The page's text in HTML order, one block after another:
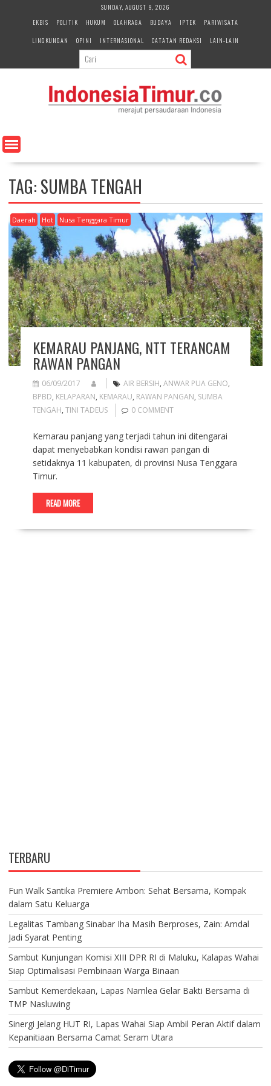
e
n
SUNDAY, AUGUST 9, 2026
EKBIS
POLITIK HUKUM OLAHRAGA BUDAYA IPTEK
PARIWISATA
LINGKUNGAN
OPINI INTERNASIONAL CATATAN REDAKSI LAIN-LAIN
TAG:SUMBA TENGAH
Daerah Hot Nusa Tenggara Timur
KEMARAU PANJANG, NTT TERANCAM
RAWAN PANGAN
06/09/2017 AIR BERSIH, ANWAR PUA GENO,
BPBD, KELAPARAN, KEMARAU, RAWAN PANGAN, SUMBA
TENGAH, TINI TADEUS 0 COMMENT
Kemarau panjang yang terjadi tahun ini ditengarai
dapat menyebabkan kondisi rawan pangan di
setidaknya 11 kabupaten, di provinsi Nusa Tenggara
Timur.
READ MORE
TERBARU
Fun Walk Santika Premiere Ambon: Sehat Bersama, Kompak
dalam Satu Keluarga
Legalitas Tambang Sinabar Iha Masih Berproses, Zain: Amdal
Jadi Syarat Penting
Sambut Kunjungan Komisi XIII DPR RI di Maluku, Kalapas Wahai
Siap Optimalisasi Pembinaan Warga Binaan
Sambut Kemerdekaan, Lapas Namlea Gelar Bakti Bersama di
TMP Nasluwing
Sinergi Jelang HUT RI, Lapas Wahai Siap Ambil Peran Aktif dalam
Kepanitiaan Bersama Camat Seram Utara